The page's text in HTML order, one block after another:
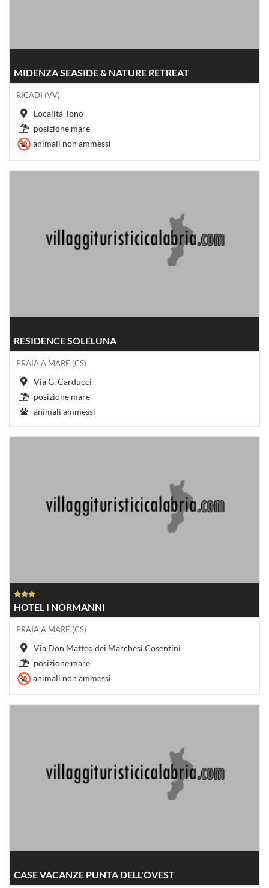
MIDENZA SEASIDE & NATURE RETREAT
RICADI (VV)
Località Tono
posizione mare
animali non ammessi
RESIDENCE SOLELUNA
PRAIA A MARE (CS)
Via G. Carducci
posizione mare
animali ammessi
HOTEL I NORMANNI
PRAIA A MARE (CS)
Via Don Matteo dei Marchesi Cosentini
posizione mare
animali non ammessi
CASE VACANZE PUNTA DELL'OVEST